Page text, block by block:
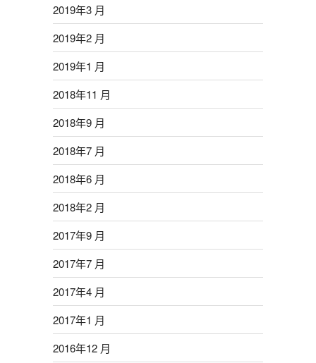
2019年3 月
2019年2 月
2019年1 月
2018年11 月
2018年9 月
2018年7 月
2018年6 月
2018年2 月
2017年9 月
2017年7 月
2017年4 月
2017年1 月
2016年12 月